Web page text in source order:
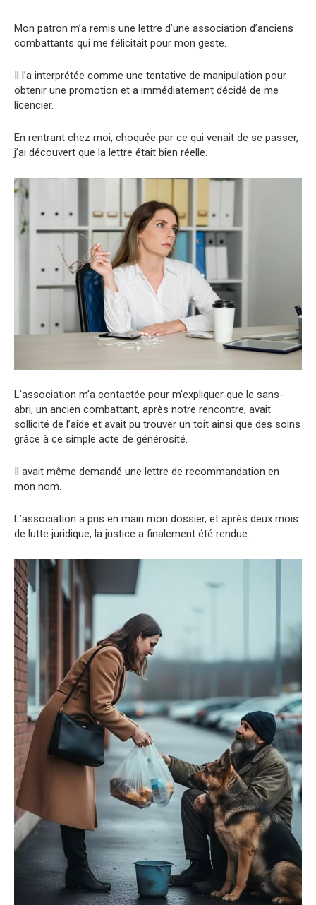
Mon patron m’a remis une lettre d’une association d’anciens
combattants qui me félicitait pour mon geste.
Il l’a interprétée comme une tentative de manipulation pour
obtenir une promotion et a immédiatement décidé de me
licencier.
En rentrant chez moi, choquée par ce qui venait de se passer,
j’ai découvert que la lettre était bien réelle.
L’association m’a contactée pour m’expliquer que le sans-
abri, un ancien combattant, après notre rencontre, avait
sollicité de l’aide et avait pu trouver un toit ainsi que des soins
grâce à ce simple acte de générosité.
Il avait même demandé une lettre de recommandation en
mon nom.
L’association a pris en main mon dossier, et après deux mois
de lutte juridique, la justice a finalement été rendue.